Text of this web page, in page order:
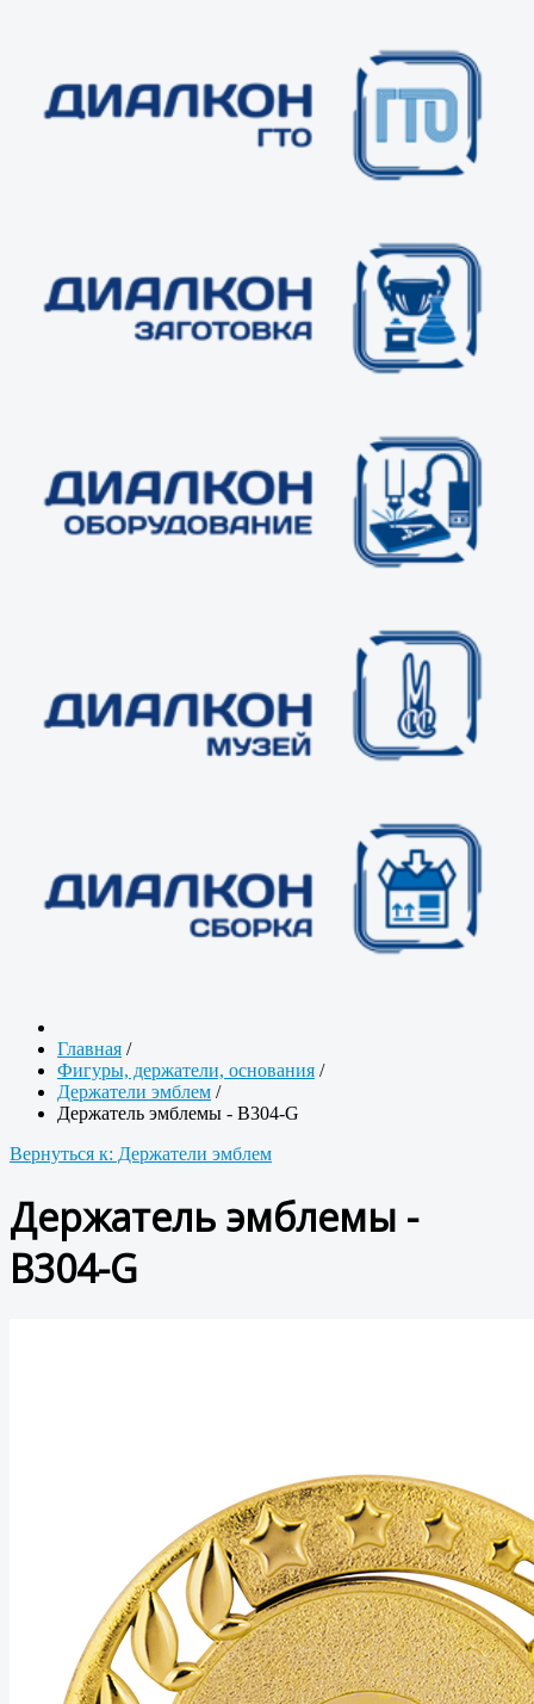
Главная /
Фигуры, держатели, основания /
Держатели эмблем /
Держатель эмблемы - B304-G
Вернуться к: Держатели эмблем
Держатель эмблемы -
B304-G